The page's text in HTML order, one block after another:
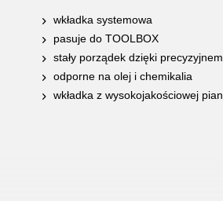
wkładka systemowa
pasuje do TOOLBOX
stały porządek dzięki
odporne na olej i chemikalia
wkładka z wysokojakościowej